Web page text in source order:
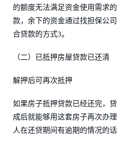
的额度无法满足资金使用需求
款，余下的资金通过找担保公
合贷款的方式3。
（二）已抵押房屋贷款已还清
解押后可再次抵押
如果房子抵押贷款已经还完，
成后就能够用这套房子再次办
人在还贷期间有逾期的情况的